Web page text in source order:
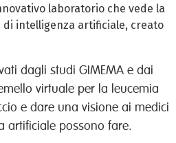
laboratorio che vede la
di intelligenza artificiale, creato
dagli studi GIMEMA e dai
virtuale per la leucemia
e dare una visione ai medici
artificiale possono fare.